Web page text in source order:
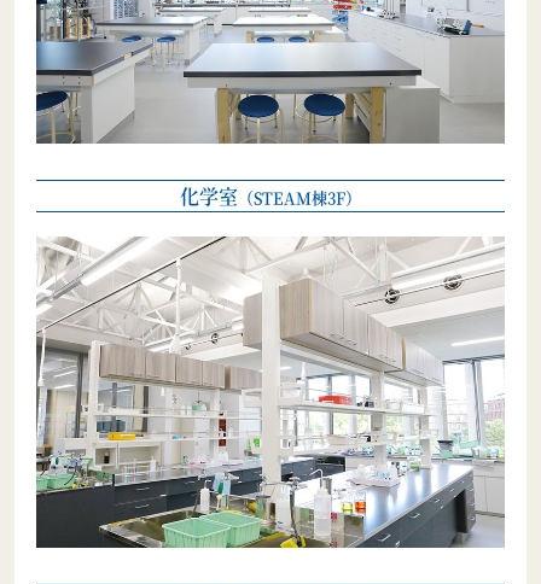
化学室（STEAM棟3F）